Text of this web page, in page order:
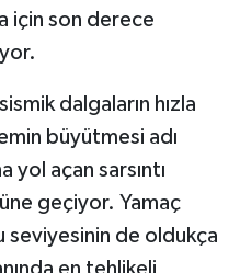
için son derece
dalgaların hızla
büyütmesi adı
yol açan sarsıntı
geçiyor. Yamaç
seviyesinin de oldukça